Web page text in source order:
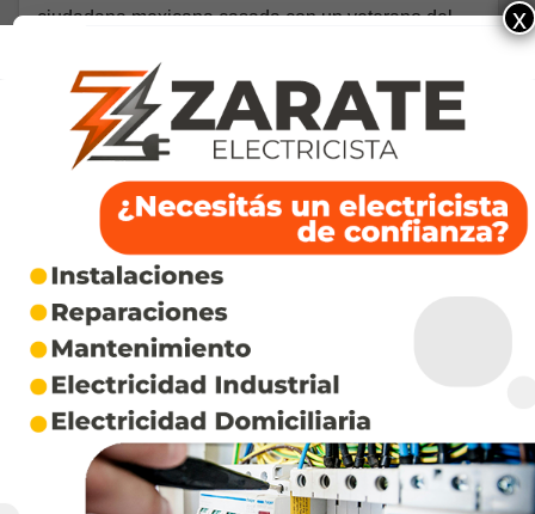
ciudadana mexicana casada con un veterano del
fue liberada de la custodia del Servicio de…
x